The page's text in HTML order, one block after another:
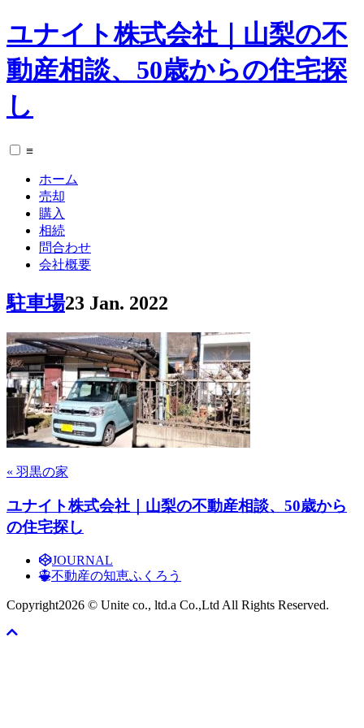
ユナイト株式会社｜山梨の不
動産相談、50歳からの住宅探
し
≡
ホーム
売却
購入
相続
問合わせ
会社概要
駐車場23 Jan. 2022
« 羽黒の家
ユナイト株式会社｜山梨の不動産相談、50歳から
の住宅探し
JOURNAL
不動産の知恵ふくろう
Copyright2026 © Unite co., ltd.a Co.,Ltd All Rights Reserved.